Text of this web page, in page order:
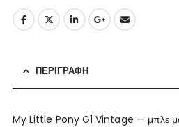
ΠΕΡΙΓΡΑΦΉ
My Little Pony G1 Vintage — μπλε